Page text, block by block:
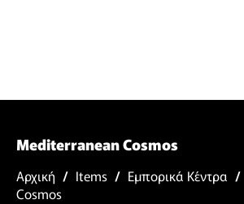
Mediterranean Cosmos
Αρχική / Items / Εμπορικά Κέντρα /
Cosmos